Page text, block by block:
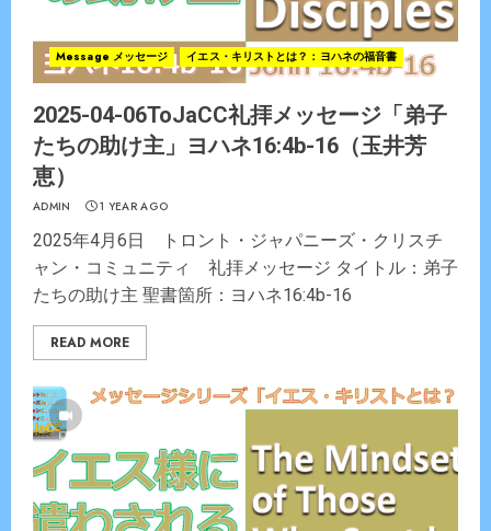
Message メッセージ イエス・キリストとは？：ヨハネの福音書
2025-04-06ToJaCC礼拝メッセージ「弟子
たちの助け主」ヨハネ16:4b-16（玉井芳
恵）
ADMIN 1 YEAR AGO
2025年4月6日 トロント・ジャパニーズ・クリスチ
ャン・コミュニティ 礼拝メッセージ タイトル：弟子
たちの助け主 聖書箇所：ヨハネ16:4b-16
READ MORE